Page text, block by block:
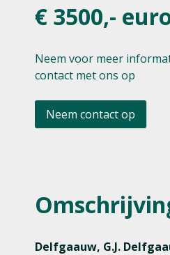
€ 3500,-
Neem voor meer
contact met ons op
Neem contact op
Delfgaauw, G.J.